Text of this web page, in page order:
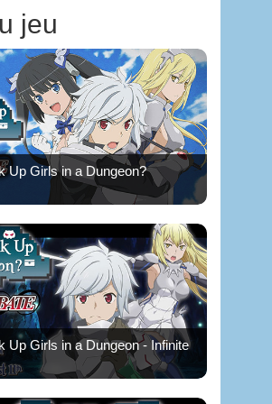
jeu
Up Girls in a Dungeon?
Up Girls in a Dungeon - Infinite